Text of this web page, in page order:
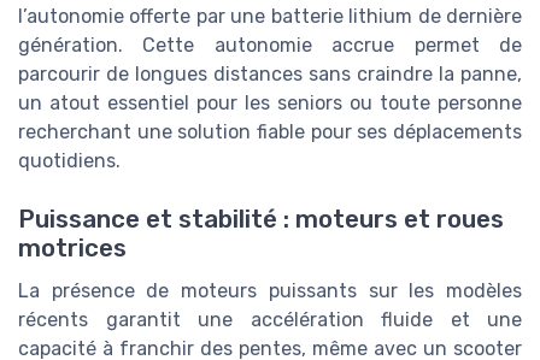
l’autonomie offerte par une batterie lithium de dernière
génération. Cette autonomie accrue permet de
parcourir de longues distances sans craindre la panne,
un atout essentiel pour les seniors ou toute personne
recherchant une solution fiable pour ses déplacements
quotidiens.
Puissance et stabilité : moteurs et roues
motrices
La présence de moteurs puissants sur les modèles
récents garantit une accélération fluide et une
capacité à franchir des pentes, même avec un scooter